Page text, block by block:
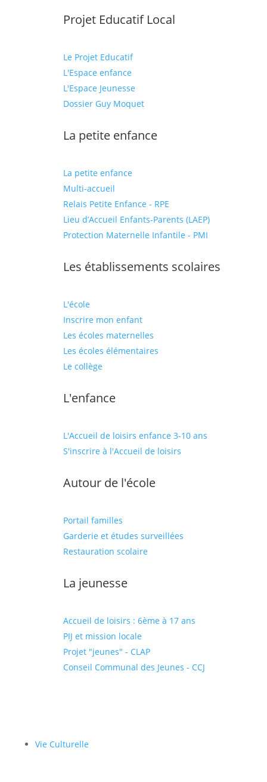
Projet Educatif Local
Le Projet Educatif
L'Espace enfance
L'Espace Jeunesse
Dossier Guy Moquet
La petite enfance
La petite enfance
Multi-accueil
Relais Petite Enfance - RPE
Lieu d’Accueil Enfants-Parents (LAEP)
Protection Maternelle Infantile - PMI
Les établissements scolaires
L'école
Inscrire mon enfant
Les écoles maternelles
Les écoles élémentaires
Le collège
L'enfance
L'Accueil de loisirs enfance 3-10 ans
S'inscrire à l'Accueil de loisirs
Autour de l'école
Portail familles
Garderie et études surveillées
Restauration scolaire
La jeunesse
Accueil de loisirs : 6ème à 17 ans
PIJ et mission locale
Projet "jeunes" - CLAP
Conseil Communal des Jeunes - CCJ
Vie Culturelle